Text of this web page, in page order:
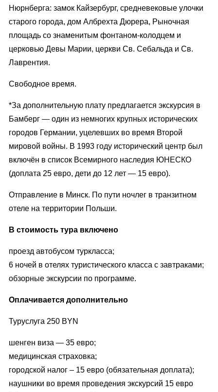
Нюрнберга: замок Кайзербург, средневековые улочки
старого города, дом Албрехта Дюрера, Рыночная
площадь со знаменитым фонтаном-колодцем и
церковью Девы Марии, церкви Св. Себальда и Св.
Лаврентия.
Свободное время.
*За дополнительную плату предлагается экскурсия в
Бамберг — один из немногих крупных исторических
городов Германии, уцелевших во время Второй
мировой войны. В 1993 году исторический центр был
включён в список Всемирного наследия ЮНЕСКО
(доплата 25 евро, дети до 12 лет — 15 евро).
Отправление в Минск. По пути ночлег в транзитном
отеле на территории Польши.
В стоимость тура включено
проезд автобусом туркласса;
6 ночей в отелях туристичеcкого класса с завтраками;
обзорные экскурсии по программе.
Оплачивается дополнительно
Туруслуга 250 BYN
шенген виза — 35 евро;
медицинская страховка;
городской налог – 15 евро (обязательная доплата);
наушники во время проведения экскурсий 15 евро